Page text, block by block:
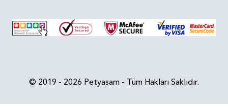
© 2019 - 2026 Petyasam - Tüm Hakları Saklıdır.